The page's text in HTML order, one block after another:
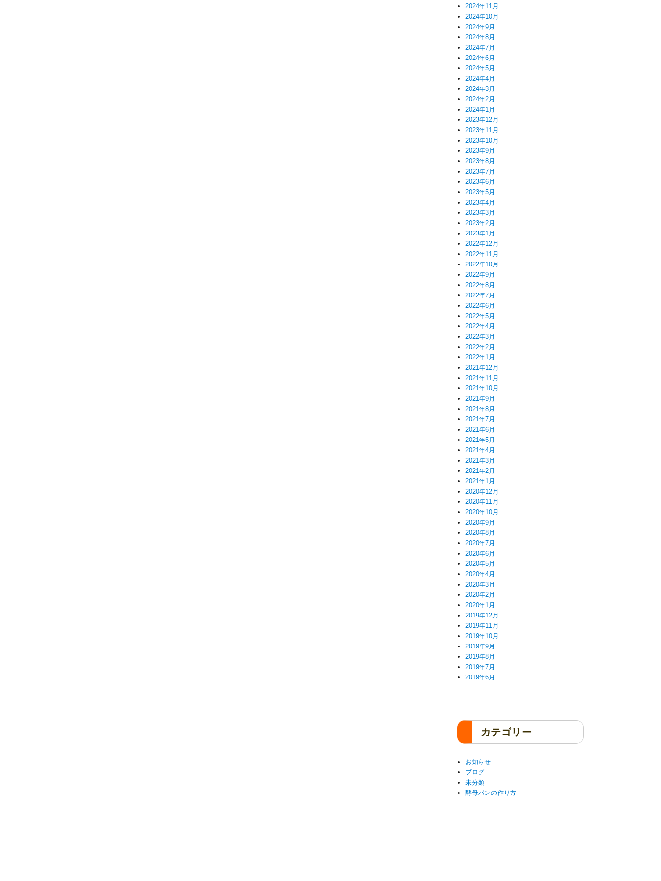
2024年11月
2024年10月
2024年9月
2024年8月
2024年7月
2024年6月
2024年5月
2024年4月
2024年3月
2024年2月
2024年1月
2023年12月
2023年11月
2023年10月
2023年9月
2023年8月
2023年7月
2023年6月
2023年5月
2023年4月
2023年3月
2023年2月
2023年1月
2022年12月
2022年11月
2022年10月
2022年9月
2022年8月
2022年7月
2022年6月
2022年5月
2022年4月
2022年3月
2022年2月
2022年1月
2021年12月
2021年11月
2021年10月
2021年9月
2021年8月
2021年7月
2021年6月
2021年5月
2021年4月
2021年3月
2021年2月
2021年1月
2020年12月
2020年11月
2020年10月
2020年9月
2020年8月
2020年7月
2020年6月
2020年5月
2020年4月
2020年3月
2020年2月
2020年1月
2019年12月
2019年11月
2019年10月
2019年9月
2019年8月
2019年7月
2019年6月
カテゴリー
お知らせ
ブログ
未分類
酵母パンの作り方